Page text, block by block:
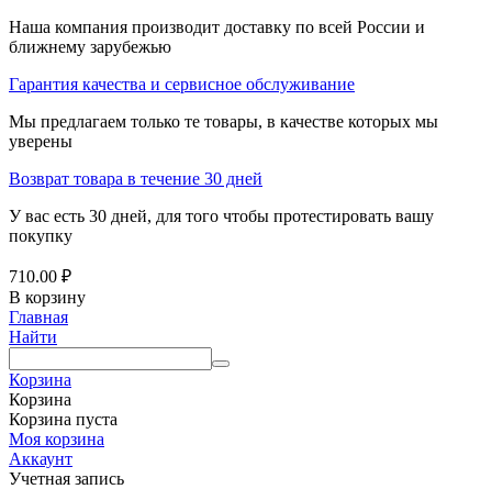
Наша компания производит доставку по всей России и
ближнему зарубежью
Гарантия качества и сервисное обслуживание
Мы предлагаем только те товары, в качестве которых мы
уверены
Возврат товара в течение 30 дней
У вас есть 30 дней, для того чтобы протестировать вашу
покупку
710.00 ₽
В корзину
Главная
Найти
Корзина
Корзина
Корзина пуста
Моя корзина
Аккаунт
Учетная запись